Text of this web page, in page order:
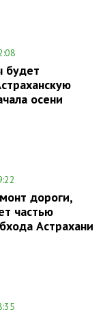
будет
осени
дороги,
частью
Астрахани